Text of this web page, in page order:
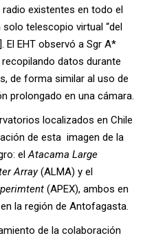
existentes en todo el
telescopio virtual “del
El EHT observó a Sgr A*
datos durante
de forma similar al uso de
prolongado en una cámara.
localizados en Chile
de esta imagen de la
elAtacama Large
Array(ALMA) y el
(APEX), ambos en
la región de Antofagasta.
de la colaboración